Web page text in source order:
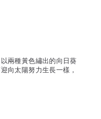
兩種黃色繡出的向日葵
向太陽努力生長一樣，